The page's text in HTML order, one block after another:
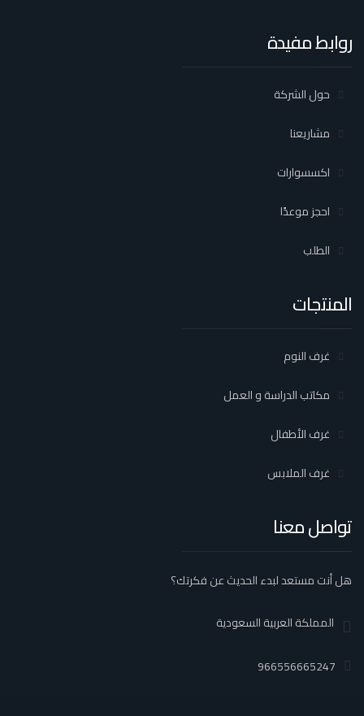
روابط مفيدة
حول الشركة
مشاريعنا
اكسسوارات
احجز موعدًا
الطلب
المنتجات
غرف النوم
مكاتب الدراسة و العمل
غرف الأطفال
غرف الملابس
تواصل معنا
هل أنت مستعد لبدء الحديث عن فكرتك؟
المملكة العربية السعودية
966556665247